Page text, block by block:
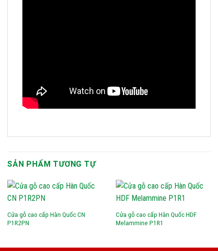
SẢN PHẨM TƯƠNG TỰ
Cửa gỗ cao cấp Hàn Quốc CN
P1R2PN
Cửa gỗ cao cấp Hàn Quốc HDF
Melammine P1R1